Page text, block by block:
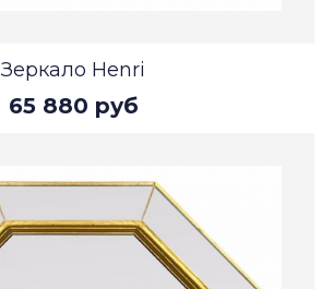
Зеркало Henri
65 880 руб